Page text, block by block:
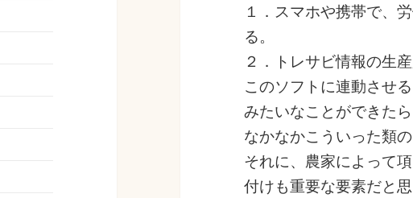
１．スマホや携帯で、
る。
２．トレサビ情報の生
このソフトに連動させる
みたいなことができたら
なかなかこういった類
それに、農家によって
付けも重要な要素だと思